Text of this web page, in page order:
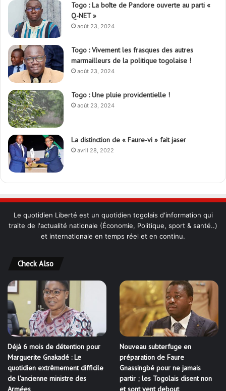
Togo : La boîte de Pandore ouverte au parti «
Q-NET »
août 23, 2024
Togo : Vivement les frasques des autres
marmailleurs de la politique togolaise !
août 23, 2024
Togo : Une pluie providentielle !
août 23, 2024
La distinction de « Faure-vi » fait jaser
avril 28, 2022
Le quotidien Liberté est un quotidien togolais d'information qui
traite de l'actualité nationale (Économie, Politique, sport & santé..)
et internationale en temps réel et en continu.
Check Also
Déjà 6 mois de détention pour
Marguerite Gnakadé : Le
quotidien extrêmement difficile
de l’ancienne ministre des
Armées
Nouveau subterfuge en
préparation de Faure
Gnassingbé pour ne jamais
partir ; les Togolais disent non
et sont vent debout